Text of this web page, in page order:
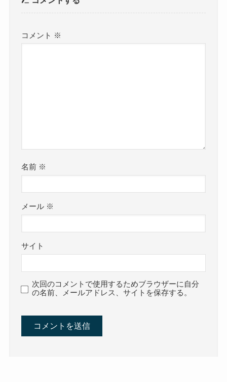
コメント ※
名前 ※
メール ※
サイト
次回のコメントで使用するためブラウザーに自分
の名前、メールアドレス、サイトを保存する。